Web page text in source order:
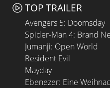
TOP TRAILER
Avengers 5: Doomsday
Spider-Man 4: Brand
Jumanji: Open World
Resident Evil
Mayday
Ebenezer: Eine